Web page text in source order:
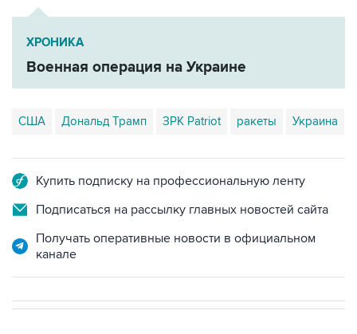
ХРОНИКА
Военная операция на Украине
США Дональд Трамп ЗРК Patriot ракеты Украина
Купить подписку на профессиональную ленту
Подписаться на рассылку главных новостей сайта
Получать оперативные новости в официальном
канале